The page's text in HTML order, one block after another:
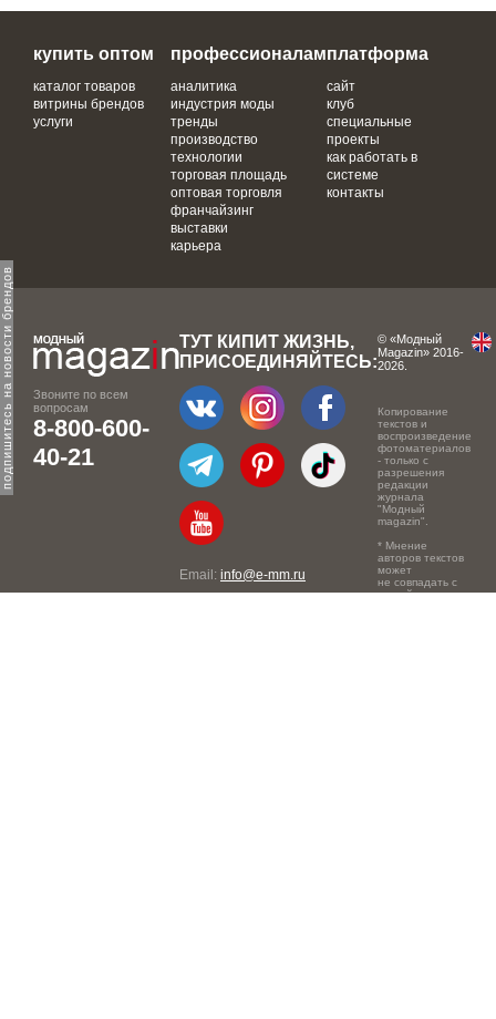
подпишитесь на новости брендов
купить оптом
каталог товаров
витрины брендов
услуги
профессионалам
аналитика
индустрия моды
тренды
производство
технологии
торговая площадь
оптовая торговля
франчайзинг
выставки
карьера
платформа
сайт
клуб
специальные
проекты
как работать в
системе
контакты
Звоните по всем
вопросам
8-800-600-
40-21
ТУТ КИПИТ ЖИЗНЬ,
ПРИСОЕДИНЯЙТЕСЬ:
Email: info@e-mm.ru
© «Модный
Magazin» 2016-
2026.
Копирование
текстов и
воспроизведение
фотоматериалов
- только с
разрешения
редакции
журнала
"Модный
magazin".
* Мнение
авторов текстов
может
не совпадать с
точкой зрения